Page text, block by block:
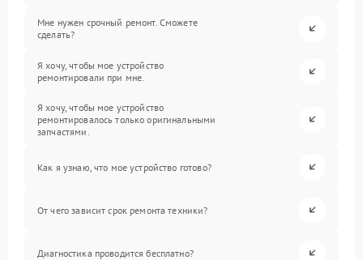
Мне нужен срочный ремонт. Сможете
сделать?
Я хочу, чтобы мое устройство
ремонтировали при мне.
Я хочу, чтобы мое устройство
ремонтировалось только оригинальными
запчастями.
Как я узнаю, что мое устройство готово?
От чего зависит срок ремонта техники?
Диагностика проводится бесплатно?